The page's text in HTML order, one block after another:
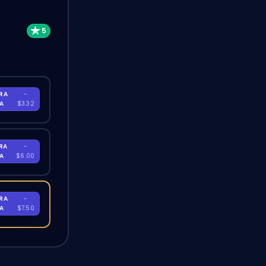
-
$3.32
-
$6.00
-
$7.50